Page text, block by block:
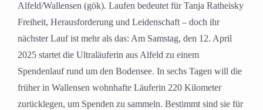
Alfeld/Wallensen (gök). Laufen bedeutet für Tanja Ratheisky
Freiheit, Herausforderung und Leidenschaft – doch ihr
nächster Lauf ist mehr als das: Am Samstag, den 12. April
2025 startet die Ultraläuferin aus Alfeld zu einem
Spendenlauf rund um den Bodensee. In sechs Tagen will die
früher in Wallensen wohnhafte Läuferin 220 Kilometer
zurücklegen, um Spenden zu sammeln. Bestimmt sind sie für